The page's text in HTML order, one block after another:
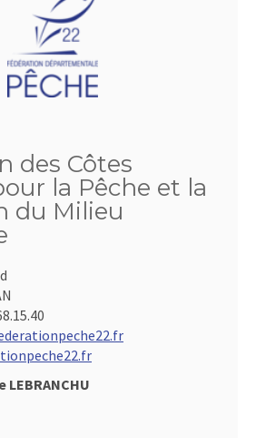
des Côtes
la Pêche et la
du Milieu
LEBRANCHU